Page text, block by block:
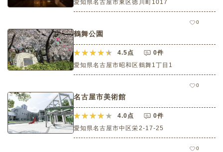
愛知県名古屋市東区徳川町1017
0
鶴舞公園
4.5点
0件
愛知県名古屋市昭和区鶴舞1丁目1
0
名古屋市美術館
4.0点
0件
愛知県名古屋市中区栄2-17-25
0